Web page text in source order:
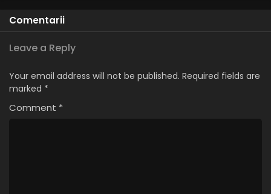
Comentarii
Leave a Reply
Your email address will not be published. Required fields are
marked *
Comment *